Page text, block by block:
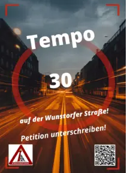
Cycling
Tempo
30
auf
der
Wunstorfer
Straße